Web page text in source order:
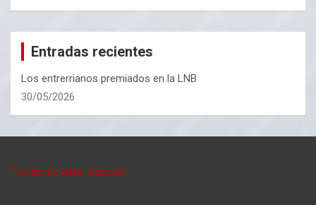
Entradas recientes
Los entrerrianos premiados en la LNB
30/05/2026
Tweets by data_basquet